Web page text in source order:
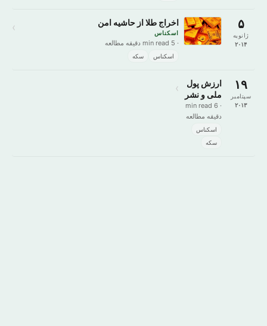
۵
ژانویه
۲۰۱۴
اخراج طلا از حاشیه امن
اسکناس
· 5 min read دقیقه مطالعه
اسکناس سکه
›
۱۹
سپتامبر
۲۰۱۳
ارزش پول
ملی و نشر
اسکناس
· 6 min read
دقیقه مطالعه
اسکناس
سکه
›